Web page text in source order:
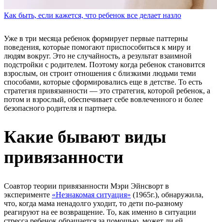
Как быть, если кажется, что ребенок все делает назло
Уже в три месяца ребенок формирует первые паттерны
поведения, которые помогают приспособиться к миру и
людям вокруг. Это не случайность, а результат взаимной
подстройки с родителем. Поэтому когда ребенок становится
взрослым, он строит отношения с близкими людьми теми
способами, которые сформировались еще в детстве. То есть
стратегия привязанности — это стратегия, которой ребенок, а
потом и взрослый, обеспечивает себе вовлеченного и более
безопасного родителя и партнера.
Какие бывают виды
привязанности
Соавтор теории привязанности Мэри Эйнсворт в
эксперименте «Незнакомая ситуация» (1965г.), обнаружила,
что, когда мама ненадолго уходит, то дети по-разному
реагируют на ее возвращение. То, как именно в ситуации